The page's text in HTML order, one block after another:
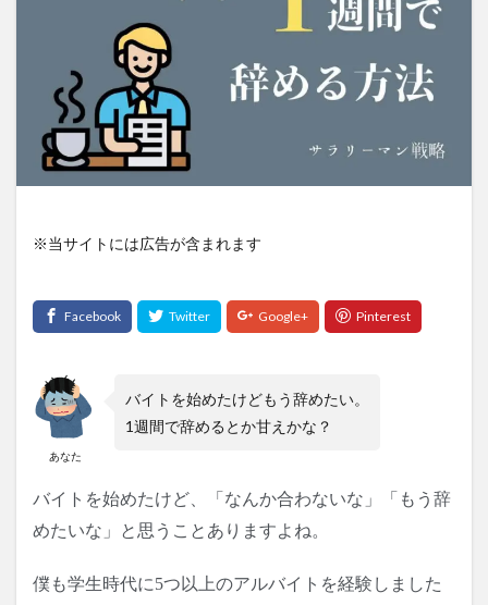
※当サイトには広告が含まれます
あなた
バイトを始めたけどもう辞めたい。
1週間で辞めるとか甘えかな？
バイ トを始めたけど 、「なんか合わないな」「もう辞
めたいな」と思うことありますよね。
僕も学生時代に5つ以上のアルバイトを経験しました